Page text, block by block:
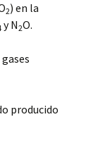
2) en la
y N2O.
producido